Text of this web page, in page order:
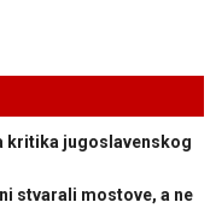
kritika jugoslavenskog
stvarali mostove, a ne